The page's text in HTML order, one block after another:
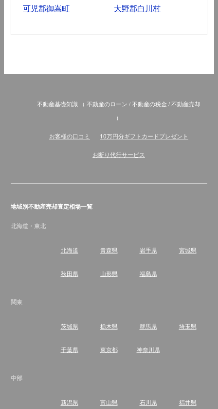
可児郡御嵩町 大野郡白川村
不動産基礎知識 （ 不動産のローン /不動産の税金 /不動産売却
）
お客様の口コミ 10万円分ギフトカードプレゼント
お断り代行サービス
地域別不動産売却査定相場一覧
北海道・東北
北海道 青森県 岩手県 宮城県
秋田県 山形県 福島県
関東
茨城県 栃木県 群馬県 埼玉県
千葉県 東京都 神奈川県
中部
新潟県 富山県 石川県 福井県